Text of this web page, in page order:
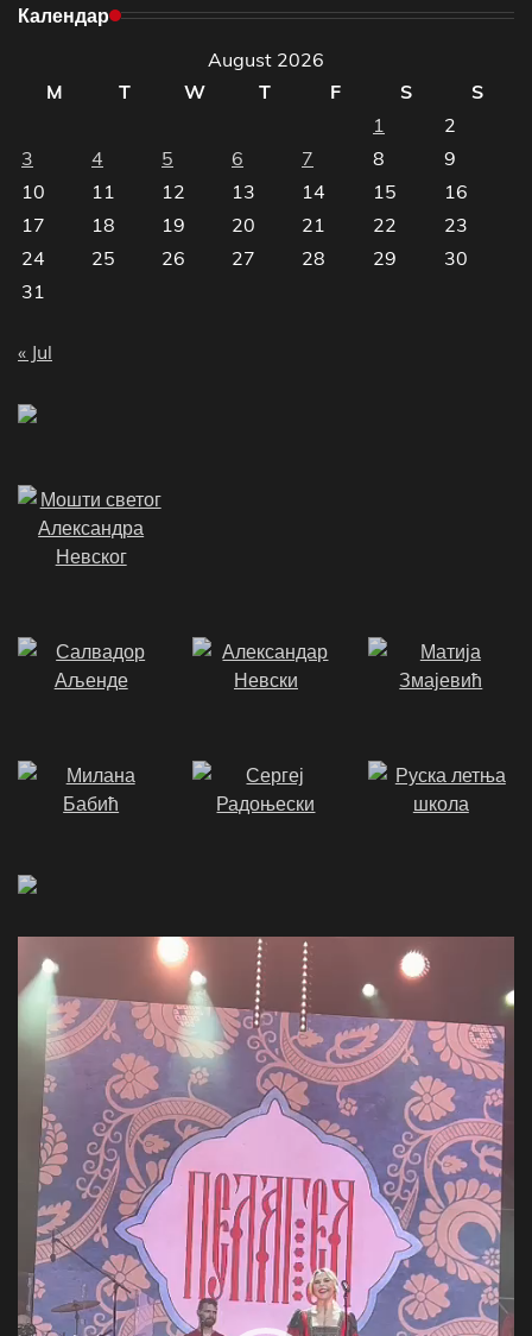
Календар
August 2026
M
T W T F S
S
1
2
3
4 5 6 7 8
9
10
11 12 13 14 15
16
17
18 19 20 21 22
23
24
25 26 27 28 29
30
31
« Jul
Player